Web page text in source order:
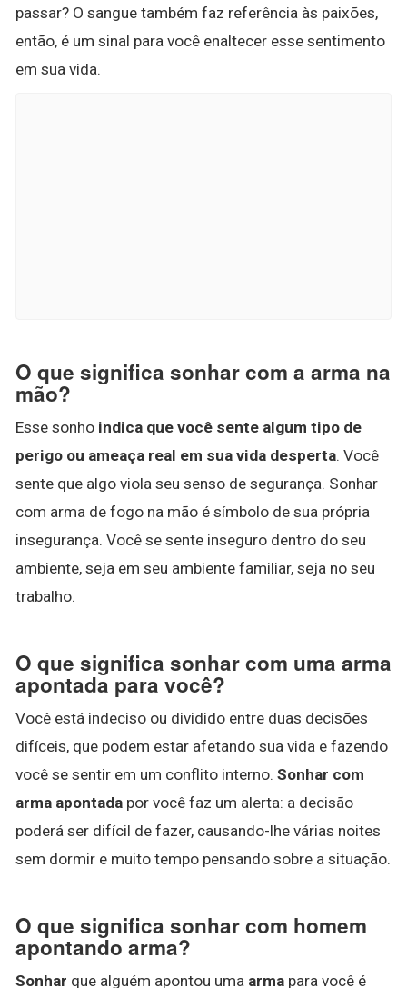
passar? O sangue também faz referência às paixões,
então, é um sinal para você enaltecer esse sentimento
em sua vida.
O que significa sonhar com a arma na
mão?
Esse sonho indica que você sente algum tipo de
perigo ou ameaça real em sua vida desperta. Você
sente que algo viola seu senso de segurança. Sonhar
com arma de fogo na mão é símbolo de sua própria
insegurança. Você se sente inseguro dentro do seu
ambiente, seja em seu ambiente familiar, seja no seu
trabalho.
O que significa sonhar com uma arma
apontada para você?
Você está indeciso ou dividido entre duas decisões
difíceis, que podem estar afetando sua vida e fazendo
você se sentir em um conflito interno. Sonhar com
arma apontada por você faz um alerta: a decisão
poderá ser difícil de fazer, causando-lhe várias noites
sem dormir e muito tempo pensando sobre a situação.
O que significa sonhar com homem
apontando arma?
Sonhar que alguém apontou uma arma para você é